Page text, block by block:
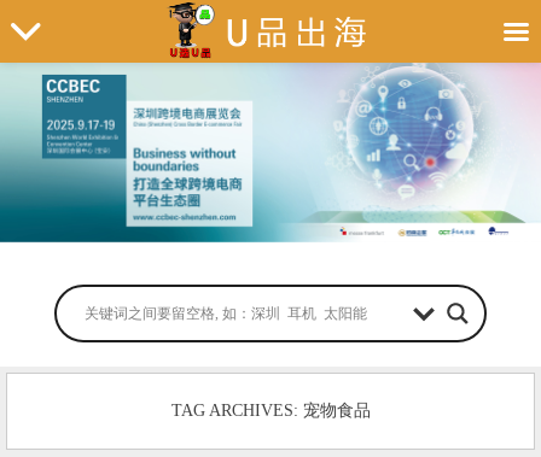
TAG ARCHIVES: 宠物食品